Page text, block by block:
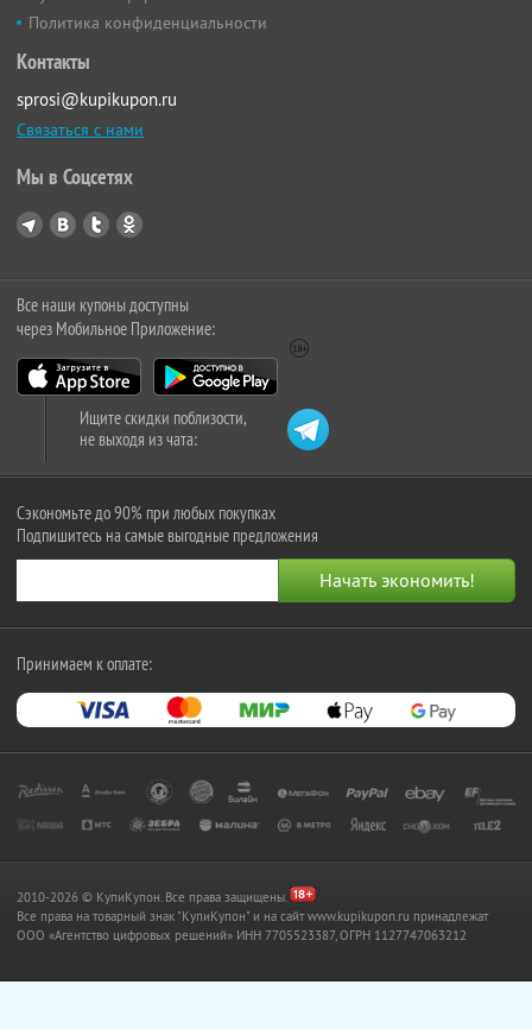
Политика конфиденциальности
Контакты
sprosi@kupikupon.ru
Связаться с нами
Мы в Соцсетях
Все наши купоны доступны
через Мобильное Приложение:
Ищите скидки поблизости,
не выходя из чата:
Сэкономьте до 90% при любых покупках
Подпишитесь на самые выгодные предложения
Принимаем к оплате:
2010-2026 © КупиКупон. Все права защищены.
Все права на товарный знак "КупиКупон" и на сайт www.kupikupon.ru принадлежат
OOO «Агентство цифровых решений» ИНН 7705523387, ОГРН 1127747063212